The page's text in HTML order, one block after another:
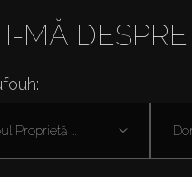
MĂ
Proprietă ...